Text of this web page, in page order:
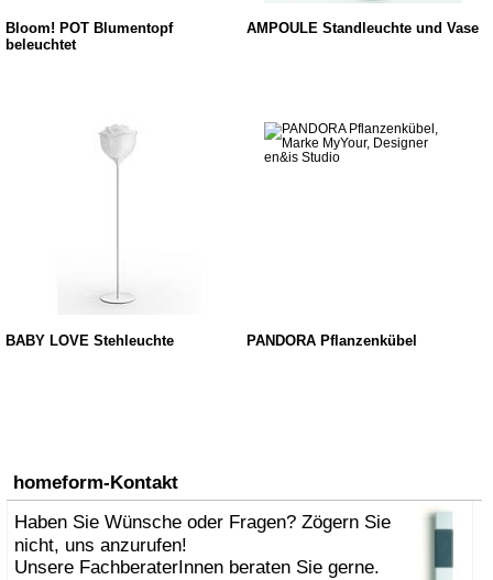
Bloom! POT Blumentopf
beleuchtet
AMPOULE Standleuchte und Vase
BABY LOVE Stehleuchte PANDORA Pflanzenkübel
homeform-Kontakt
Haben Sie Wünsche oder Fragen? Zögern Sie
nicht, uns anzurufen!
Unsere FachberaterInnen beraten Sie gerne.